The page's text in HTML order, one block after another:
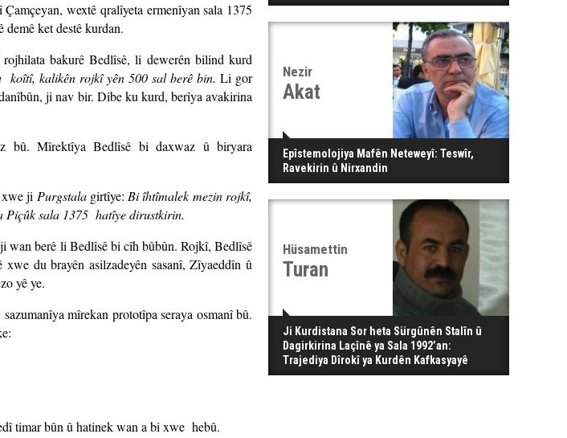
wextê qralîyeta ermenîyan sala 1375
ket destê kurdan.
bakurê Bedlîsê, li dewerên bilind kurd
koîtî, kalikên rojkî yên 500 sal berê bin. Li gor
ji nav bir. Dibe ku kurd, berîya avakirina
bû. Mîrektîya Bedlîsê bi daxwaz û biryara
ji Purgstalagirtîye: Bi îhtîmalek mezin rojkî,
Piçûk sala 1375 hatîye dirustkirin.
wan berê li Bedlîsê bi cîh bûbûn. Rojkî, Bedlîsê
du brayên asilzadeyên sasanî, Zîyaeddîn û
yê ye.
mîrekan prototîpa seraya osmanî bû.
timar bûn û hatinek wan a bi xwe hebû.
Nezir
Akat
Epîstemolojiya Mafên Neteweyî: Teswîr,
Ravekirin û Nirxandin
Hüsamettin
Turan
Ji Kurdistana Sor heta Sürgûnên Stalîn û
Dagirkirina Laçînê ya Sala 1992’an:
Trajediya Dîrokî ya Kurdên Kafkasyayê